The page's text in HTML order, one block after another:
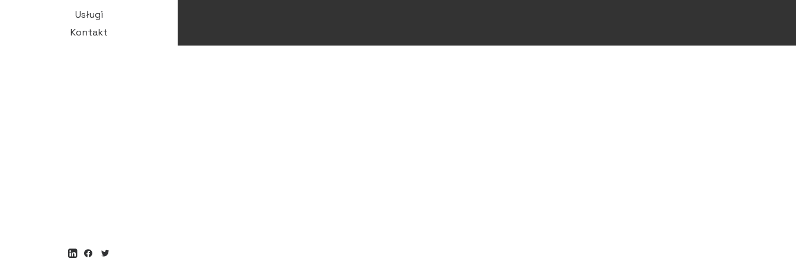
Usługi
Kontakt